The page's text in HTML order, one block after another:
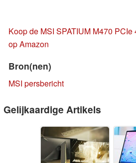
Koop de MSI SPATIUM M470
op Amazon
Bron(nen)
MSI persbericht
Gelijkaardige Artikels